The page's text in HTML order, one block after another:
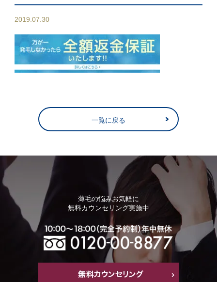
2019.07.30
一覧に戻る
薄毛の悩みお気軽に
無料カウンセリング実施中